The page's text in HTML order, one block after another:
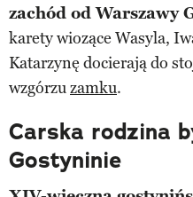
zachód od Warszawy
karety wiozące Wasyla,
Katarzynę docierają do
wzgórzuzamku.
Carska rodzina
Gostyninie